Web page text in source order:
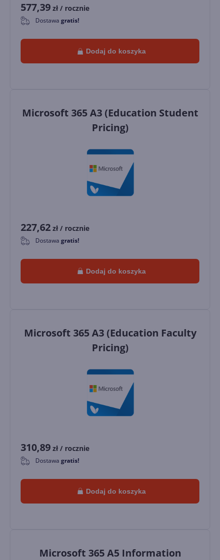
577,39 zł / rocznie
0 Dostawa gratis!
Dodaj do koszyka
Microsoft 365 A3 (Education Student
Pricing)
227,62 zł / rocznie
0 Dostawa gratis!
Dodaj do koszyka
Microsoft 365 A3 (Education Faculty
Pricing)
310,89 zł / rocznie
0 Dostawa gratis!
Dodaj do koszyka
Microsoft 365 A5 Information